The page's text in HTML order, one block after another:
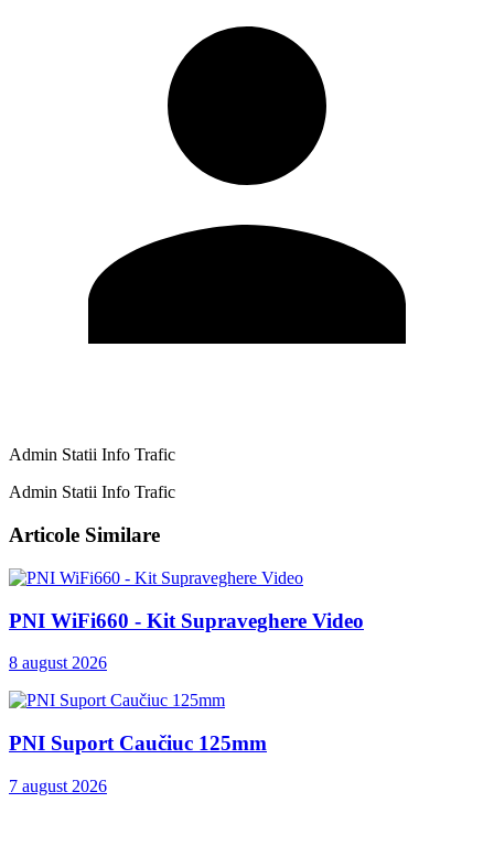
Admin Statii Info Trafic
Admin Statii Info Trafic
Articole Similare
PNI WiFi660 - Kit Supraveghere Video
8 august 2026
PNI Suport Caučiuc 125mm
7 august 2026